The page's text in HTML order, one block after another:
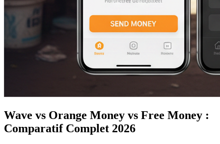
Wave vs Orange Money vs Free Money :
Comparatif Complet 2026